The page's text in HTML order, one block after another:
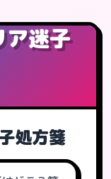
迷子
処方箋